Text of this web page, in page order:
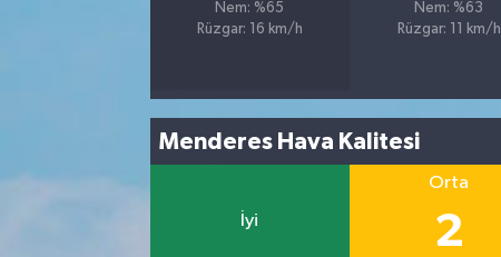
Nem: %65
Rüzgar: 16 km/h
Nem: %63
Rüzgar: 11 km/h
Menderes Hava Kalitesi
İyi
Orta
2